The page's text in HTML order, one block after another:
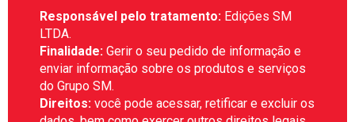
Responsável pelo tratamento: Edições SM
LTDA.
Finalidade: Gerir o seu pedido de informação e
enviar informação sobre os produtos e serviços
do Grupo SM.
Direitos: você pode acessar, retificar e excluir os